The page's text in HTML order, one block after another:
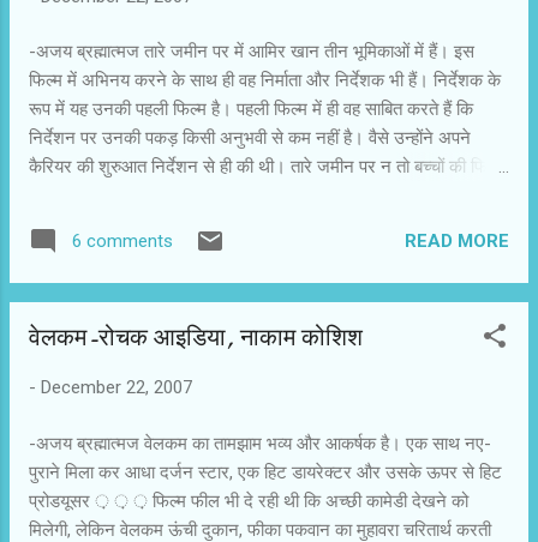
-अजय ब्रह्मात्मज तारे जमीन पर में आमिर खान तीन भूमिकाओं में हैं। इस
फिल्म में अभिनय करने के साथ ही वह निर्माता और निर्देशक भी हैं। निर्देशक के
रूप में यह उनकी पहली फिल्म है। पहली फिल्म में ही वह साबित करते हैं कि
निर्देशन पर उनकी पकड़ किसी अनुभवी से कम नहीं है। वैसे उन्होंने अपने
कैरियर की शुरुआत निर्देशन से ही की थी। तारे जमीन पर न तो बच्चों की फिल्म
है, जो बच्चों को देखने और समझने का नजरिया बदलती है। निश्चित ही इस
फिल्म को देखने के बाद दर्शक अपने परिवार और पड़ोसी के बच्चों की खासियत
समझने की कोशिश करेंगे। आमिर खान ने तारे जमीन पर में यह जरूरी
कहानी है। ईशान का पढ़ने-लिखने में कम मन लगता है। वह प्रकृति की अन्य
उसके इन गुणों को न तो शिक्षक पहचान पाते हैं और न माता-पिता। उन्हें लगता है
माता-पिता उसे अनुशा...
6 comments READ MORE
वेलकम-रोचक आइडिया, नाकाम कोशिश
- December 22, 2007
-अजय ब्रह्मात्मज वेलकम का तामझाम भव्य और आकर्षक है। एक साथ नए-
पुराने मिला कर आधा दर्जन स्टार, एक हिट डायरेक्टर और उसके ऊपर से हिट
प्रोडयूसर ़ ़ ़ फिल्म फील भी दे रही थी कि अच्छी कामेडी देखने को
मिलेगी, लेकिन वेलकम ऊंची दुकान, फीका पकवान का मुहावरा चरितार्थ करती